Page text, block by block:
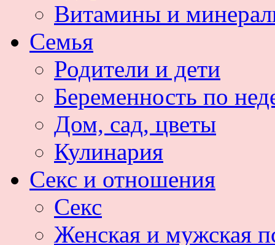
Витамины и
Семья
Родители и дети
Беременность по
Дом, сад, цветы
Кулинария
Секс и отношения
Секс
Женская и мужская